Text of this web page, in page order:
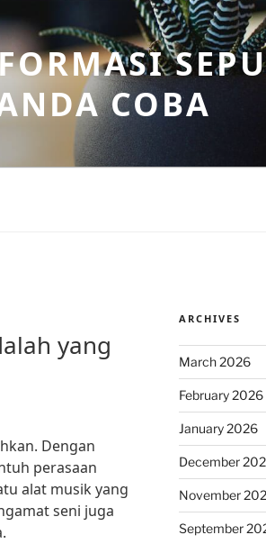
COBA
yang
Dengan
perasaan
alat musik yang
seni juga
ARCHIVES
March 2026
February 2026
January 2026
December
November
September